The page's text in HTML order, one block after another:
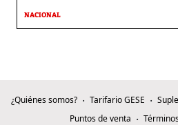
NACIONAL
¿Quiénes somos? Tarifario GESE
Puntos de venta